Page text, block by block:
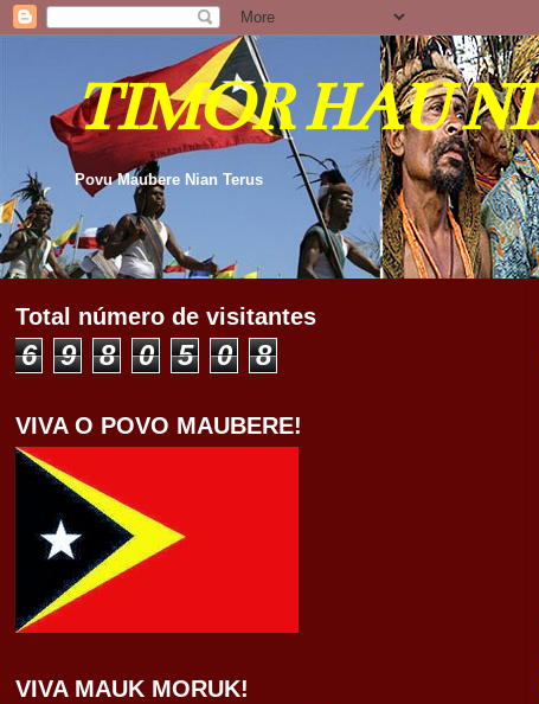
TIMOR HAU
Povu Maubere Nian Terus
Total número de visitantes
6 9 8 0 5 0 8
VIVA O POVO MAUBERE!
VIVA MAUK MORUK!